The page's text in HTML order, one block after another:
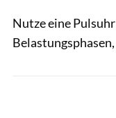
Nutze eine